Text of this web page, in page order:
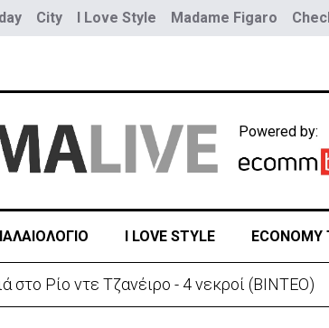
City I Love Style Madame Figaro
Powered by:
I LOVE STYLE ECONOMY
στο Ρίο ντε Τζανέιρο - 4 νεκροί (BINTEO)